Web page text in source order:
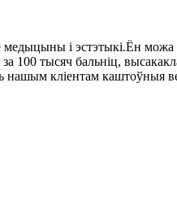
медыцыны і эстэтыкі.Ён
тысяч бальніц,
нашым кліентам каштоўныя